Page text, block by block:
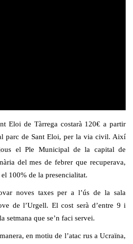
Eloi de Tàrrega costarà 120€ a partir
parc de Sant Eloi, per la via civil. Així
el Ple Municipal de la capital de
del mes de febrer que recuperava,
100% de la presencialitat.
noves taxes per a l’ús de la sala
de l’Urgell. El cost serà d’entre 9 i
setmana que se’n faci servei.
en motiu de l’atac rus a Ucraïna,